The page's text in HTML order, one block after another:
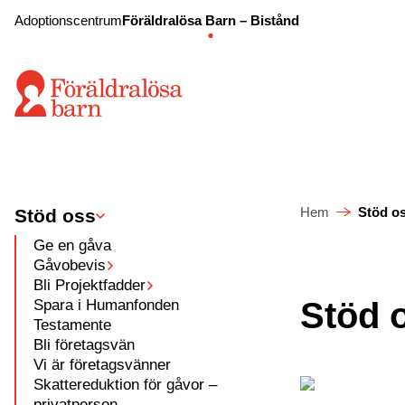
AdoptionscentrumFöräldralösa Barn – Bistånd
Stöd oss
Ge en gåva
Gåvobevis
Bli Projektfadder
Spara i Humanfonden
Testamente
Bli företagsvän
Vi är företagsvänner
Skattereduktion för gåvor –
Hem Stöd
Stöd